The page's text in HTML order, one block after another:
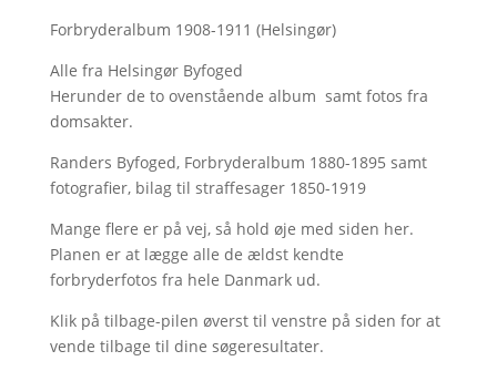
Forbryderalbum 1908-1911 (Helsingør)
Alle fra Helsingør Byfoged
Herunder de to ovenstående album samt fotos fra
domsakter.
Randers Byfoged, Forbryderalbum 1880-1895 samt
fotografier, bilag til straffesager 1850-1919
Mange flere er på vej, så hold øje med siden her.
Planen er at lægge alle de ældst kendte
forbryderfotos fra hele Danmark ud.
Klik på tilbage-pilen øverst til venstre på siden for at
vende tilbage til dine søgeresultater.